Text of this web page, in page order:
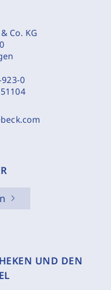
Co. KG
0
UND DEN